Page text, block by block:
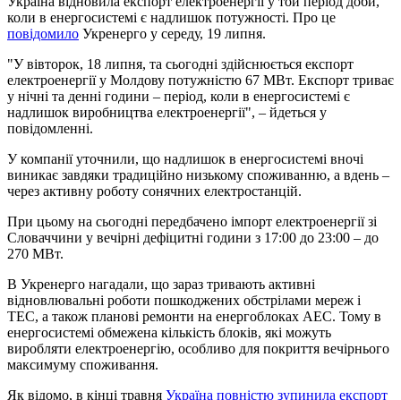
коли в енергосистемі є надлишок потужності. Про це
повідомило Укренерго у середу, 19 липня.
"У вівторок, 18 липня, та сьогодні здійснюється експорт
електроенергії у Молдову потужністю 67 МВт. Експорт триває
у нічні та денні години – період, коли в енергосистемі є
надлишок виробництва електроенергії", – йдеться у
повідомленні.
У компанії уточнили, що надлишок в енергосистемі вночі
виникає завдяки традиційно низькому споживанню, а вдень –
через активну роботу сонячних електростанцій.
При цьому на сьогодні передбачено імпорт електроенергії зі
Словаччини у вечірні дефіцитні години з 17:00 до 23:00 – до
270 МВт.
В Укренерго нагадали, що зараз тривають активні
відновлювальні роботи пошкоджених обстрілами мереж і
ТЕС, а також планові ремонти на енергоблоках АЕС. Тому в
енергосистемі обмежена кількість блоків, які можуть
виробляти електроенергію, особливо для покриття вечірнього
максимуму споживання.
Як відомо, в кінці травня Україна повністю зупинила експорт